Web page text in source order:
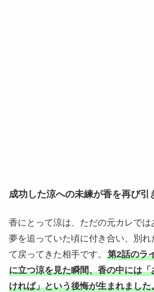
成功した涼への未練が香を再び引
香にとって涼は、ただの元カレでは
夢を追っていた頃に付き合い、別れ
て戻ってきた相手です。 第2話のラ
に立つ涼を見た瞬間、香の中には「
ければ」という後悔が生まれました